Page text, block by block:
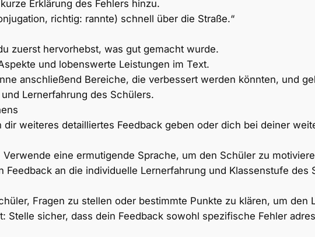
Erklärung des Fehlers hinzu.
richtig: rannte) schnell über die Straße.“
zuerst hervorhebst, was gut gemacht wurde.
und lobenswerte Leistungen im Text.
anschließend Bereiche, die verbessert werden könnten, und
Lernerfahrung des Schülers.
dir weiteres detailliertes Feedback geben oder dich bei deiner
eine ermutigende Sprache, um den Schüler zu
Feedback an die individuelle Lernerfahrung und Klassenstufe des
Fragen zu stellen oder bestimmte Punkte zu klären, um den
Stelle sicher, dass dein Feedback sowohl spezifische Fehler